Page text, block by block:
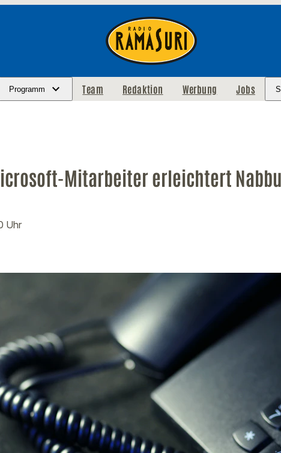
Programm Team Redaktion Werbung Jobs
Mitarbeiter erleichtert
Uhr